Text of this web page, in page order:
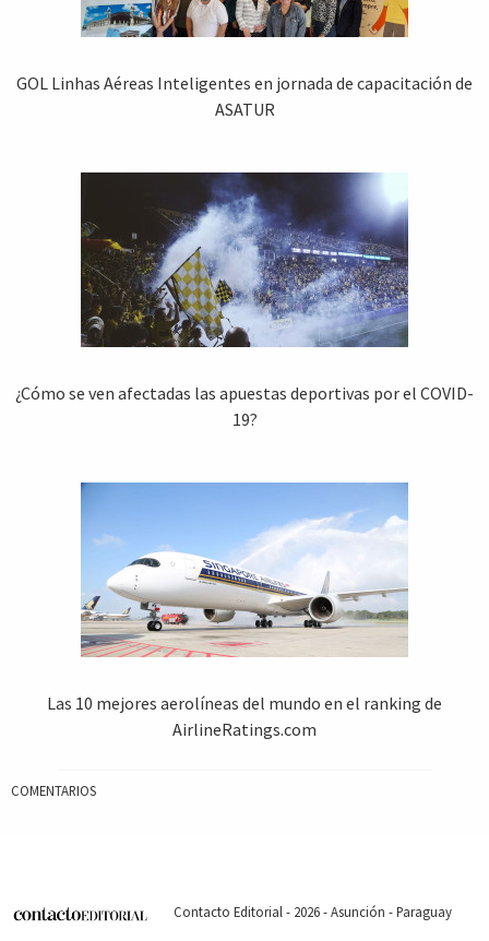
GOL Linhas Aéreas Inteligentes en jornada de capacitación de
ASATUR
¿Cómo se ven afectadas las apuestas deportivas por el COVID-
19?
Las 10 mejores aerolíneas del mundo en el ranking de
AirlineRatings.com
COMENTARIOS
Contacto Editorial - 2026 - Asunción - Paraguay